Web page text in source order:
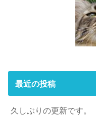
最近の投稿
久しぶりの更新です。